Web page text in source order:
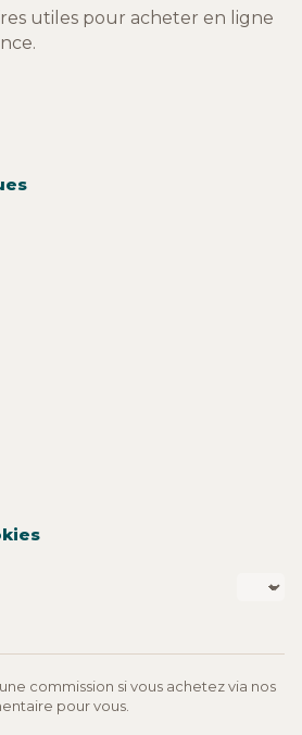
utiles pour acheter en ligne
commission si vous achetez via nos
pour vous.